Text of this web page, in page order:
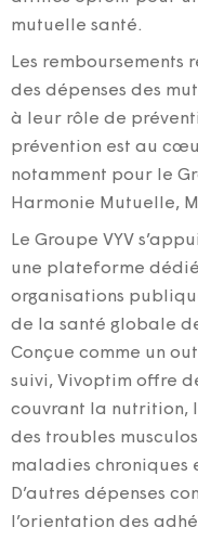
mutuelle santé.
Les remboursements
des dépenses des
à leur rôle de
prévention est au
notamment pour le
Harmonie Mutuelle,
Le Groupe VYV
une plateforme
organisations
de la santé globale
Conçue comme un
suivi, Vivoptim offre
couvrant la nutrition,
des troubles
maladies chroniques
D’autres dépenses
l’orientation des